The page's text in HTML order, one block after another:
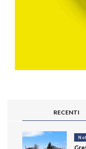
RECENTI